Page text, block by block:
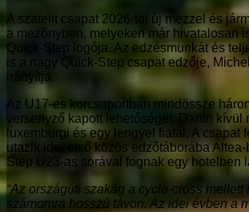
A szatelit csapat 2026-tól új mezzel és
a mezőnyben, melyeken már hivatalosan
Quick-Step logója. Az edzésmunkát és
is a nagy Quick-Step csapat edzője,
irányítja.
Az U17-es korcsoportban mindössze
versenyző kapott lehetőséget, Danin kívül
luxemburgi és egy lengyel fiatal. A csapat
utazik idei első közös edzőtáborába
Step U23-as sorával fognak egy hotelben
“Az országúti szakág a cyclo-cross mellett
számomra hosszú távon. Az idei évben a